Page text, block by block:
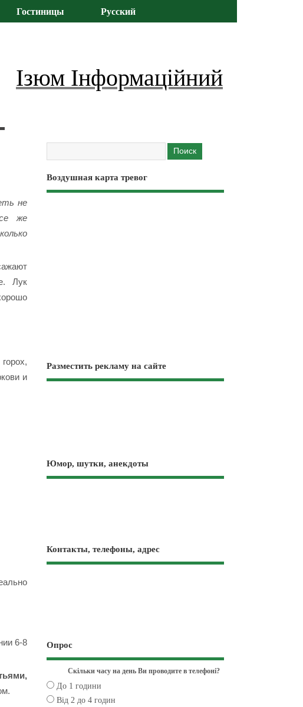
Гостиницы Русский
Ізюм Інформаційний
не
же
Лук
и
6-8
Воздушная карта тревог
Разместить рекламу на сайте
Юмор, шутки, анекдоты
Контакты, телефоны, адрес
Опрос
Скільки часу на день Ви проводите в телефоні?
До 1 години
Від 2 до 4 годин